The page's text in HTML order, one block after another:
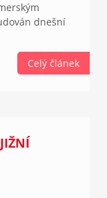
dnešní
Celý článek